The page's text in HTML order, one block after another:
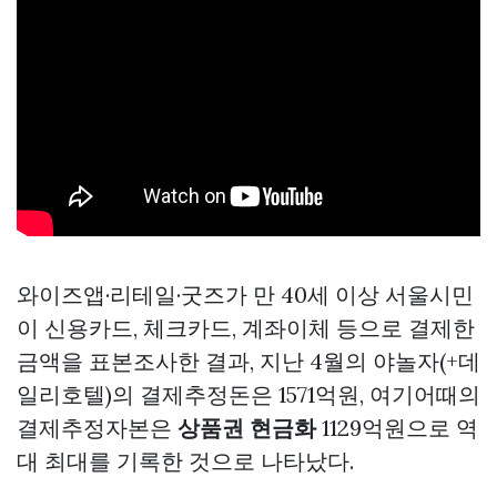
와이즈앱·리테일·굿즈가 만 40세 이상 서울시민
이 신용카드, 체크카드, 계좌이체 등으로 결제한
금액을 표본조사한 결과, 지난 4월의 야놀자(+데
일리호텔)의 결제추정돈은 1571억원, 여기어때의
결제추정자본은 상품권 현금화1129억원으로 역
대 최대를 기록한 것으로 나타났다.